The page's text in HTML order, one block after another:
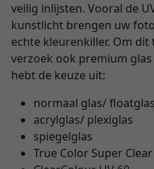
veilig inlijsten. Vooral de
kunstlicht brengen uw
echte kleurenkiller. Om
verzoek ook premium
hebt de keuze uit:
normaal glas/
acrylglas/ plexiglas
spiegelglas
True Color Super Clear